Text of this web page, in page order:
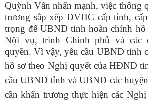
Quỳnh Vân nhấn mạnh,việc thông
trương sắp xếp ĐVHC cấp tỉnh,
trọng để UBND tỉnh hoàn chỉnh
Nội vụ, trình Chính phủ và các
quyền. Vì vậy, yêu cầu UBND tỉnh
hồ sơ theo Nghị quyết của HĐND
cầu UBND tỉnh và UBND các
cần khẩn trương thực hiện các